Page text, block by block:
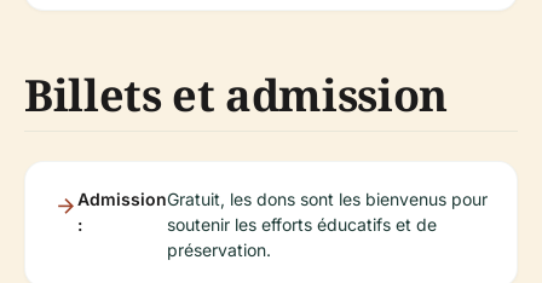
Billets et admission
Admission
:
Gratuit, les dons sont les bienvenus pour
soutenir les efforts éducatifs et de
préservation.